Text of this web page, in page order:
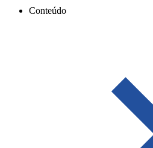
Conteúdo